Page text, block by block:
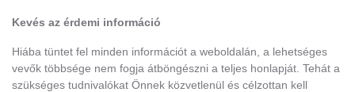
Kevés az érdemi információ
Hiába tüntet fel minden információt a weboldalán, a lehetséges
vevők többsége nem fogja átböngészni a teljes honlapját. Tehát a
szükséges tudnivalókat Önnek közvetlenül és célzottan kell